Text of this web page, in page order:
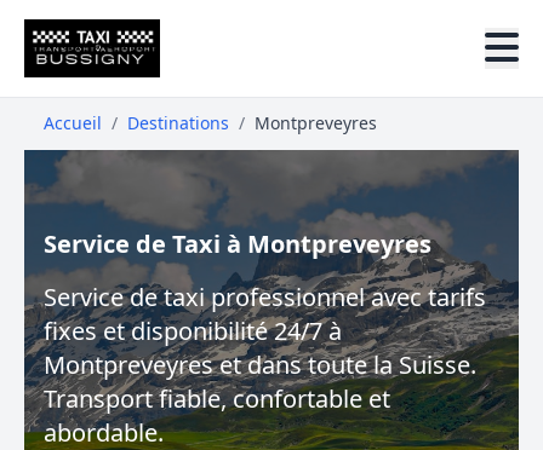
Accueil / Destinations / Montpreveyres
Service de Taxi à Montpreveyres
Service de taxi professionnel avec tarifs
fixes et disponibilité 24/7 à
Montpreveyres et dans toute la Suisse.
Transport fiable, confortable et
abordable.